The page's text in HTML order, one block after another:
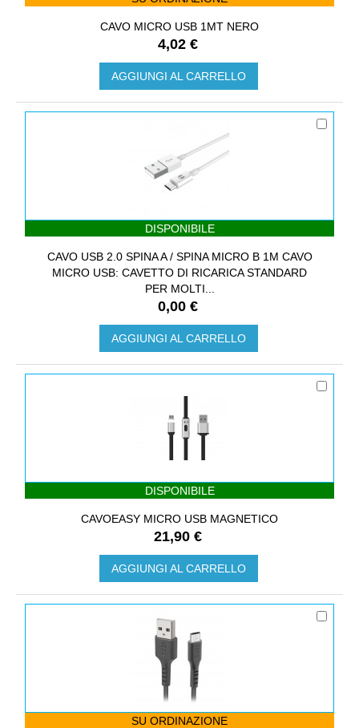
CAVO MICRO USB 1MT NERO
4,02 €
AGGIUNGI AL CARRELLO
DISPONIBILE
CAVO USB 2.0 SPINA A / SPINA MICRO B 1M CAVO
MICRO USB: CAVETTO DI RICARICA STANDARD
PER MOLTI...
0,00 €
AGGIUNGI AL CARRELLO
DISPONIBILE
CAVOEASY MICRO USB MAGNETICO
21,90 €
AGGIUNGI AL CARRELLO
SU ORDINAZIONE